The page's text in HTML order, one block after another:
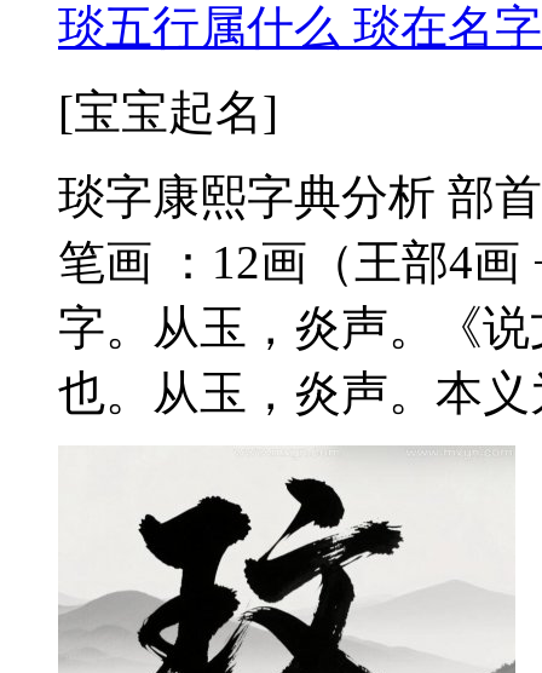
琰五行属什么 琰在名
[宝宝起名]
琰字康熙字典分析 部
笔画 ：12画（王部4
字。从玉，炎声。《
也。从玉，炎声。本